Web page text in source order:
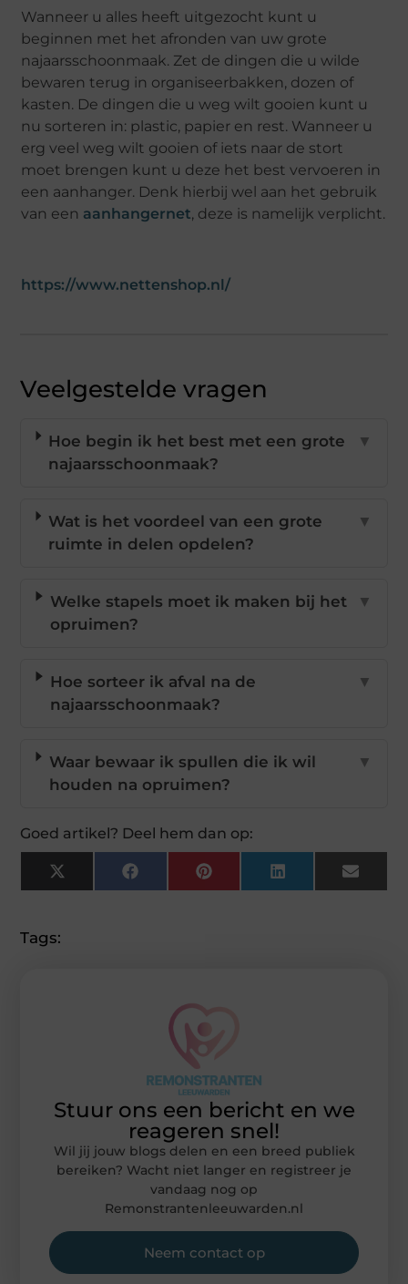
Wanneer u alles heeft uitgezocht kunt u
beginnen met het afronden van uw grote
najaarsschoonmaak. Zet de dingen die u wilde
bewaren terug in organiseerbakken, dozen of
kasten. De dingen die u weg wilt gooien kunt u
nu sorteren in: plastic, papier en rest. Wanneer u
erg veel weg wilt gooien of iets naar de stort
moet brengen kunt u deze het best vervoeren in
een aanhanger. Denk hierbij wel aan het gebruik
van een aanhangernet, deze is namelijk verplicht.
https://www.nettenshop.nl/
Veelgestelde vragen
Hoe begin ik het best met een grote
najaarsschoonmaak?
▼
Wat is het voordeel van een grote
ruimte in delen opdelen?
▼
Welke stapels moet ik maken bij het
opruimen?
▼
Hoe sorteer ik afval na de
najaarsschoonmaak?
▼
Waar bewaar ik spullen die ik wil
houden na opruimen?
▼
Goed artikel? Deel hem dan op:
X
(Twitter)
FacebookPinterestLinkedInEmail
Tags:
Stuur ons een bericht en we
reageren snel!
Wil jij jouw blogs delen en een breed publiek
bereiken? Wacht niet langer en registreer je
vandaag nog op
Remonstrantenleeuwarden.nl
Neem contact op